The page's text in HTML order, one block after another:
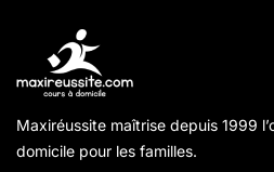
Maxiréussite maîtrise depuis 1999
domicile pour les familles.